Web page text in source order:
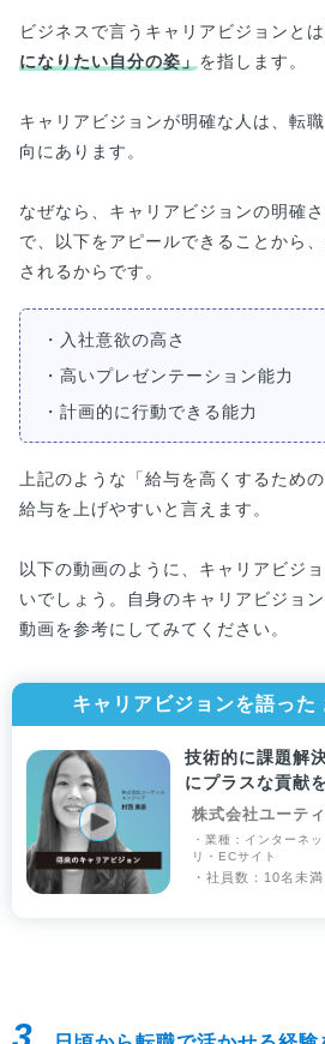
ビジネスで言うキャリアビジョンとは
になりたい自分の姿」を指します。
キャリアビジョンが明確な人は、転
向にあります。
なぜなら、キャリアビジョンの明確
で、以下をアピールできることから
されるからです。
・入社意欲の高さ
・高いプレゼンテーション能力
・計画的に行動できる能力
上記のような「給与を高くするため
給与を上げやすいと言えます。
以下の動画のように、キャリアビジ
いでしょう。自身のキャリアビジョ
動画を参考にしてみてください。
キャリアビジョンを語った
技術的に課題解
にプラスな貢献
タビュー
株式会社ユーテ
・業種：インターネ
リ・ECサイト
・社員数：10名未満